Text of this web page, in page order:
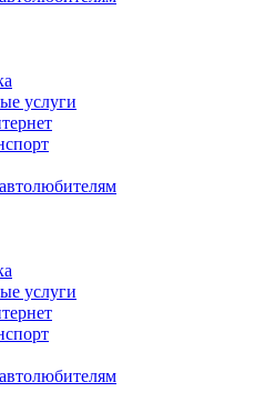
услуги
услуги